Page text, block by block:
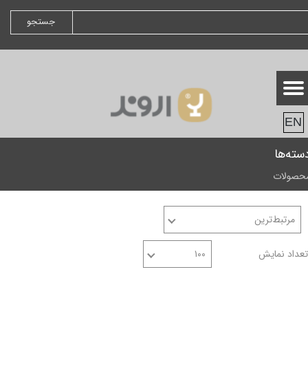
جستجو
EN
مرتبط‌ترین
تعداد نمایش ۱۰۰